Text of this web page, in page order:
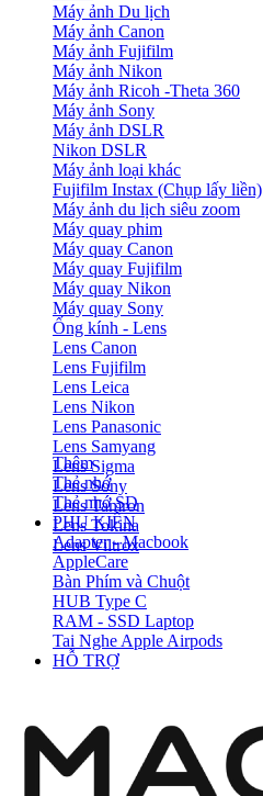
Máy ảnh Du lịch
Máy ảnh Canon
Máy ảnh Fujifilm
Máy ảnh Nikon
Máy ảnh Ricoh -Theta 360
Máy ảnh Sony
Máy ảnh DSLR
Nikon DSLR
Máy ảnh loại khác
Fujifilm Instax (Chụp lấy liền)
Máy ảnh du lịch siêu zoom
Máy quay phim
Máy quay Canon
Máy quay Fujifilm
Máy quay Nikon
Máy quay Sony
Ống kính - Lens
Lens Canon
Lens Fujifilm
Lens Leica
Lens Nikon
Lens Panasonic
Lens Samyang
Lens Sigma
Lens Sony
Lens Tamron
Lens Tokina
Lens Viltrox
Thêm
Thẻ nhớ
Thẻ nhớ SD
PHỤ KIỆN
Adapter - Macbook
AppleCare
Bàn Phím và Chuột
HUB Type C
RAM - SSD Laptop
Tai Nghe Apple Airpods
HỖ TRỢ